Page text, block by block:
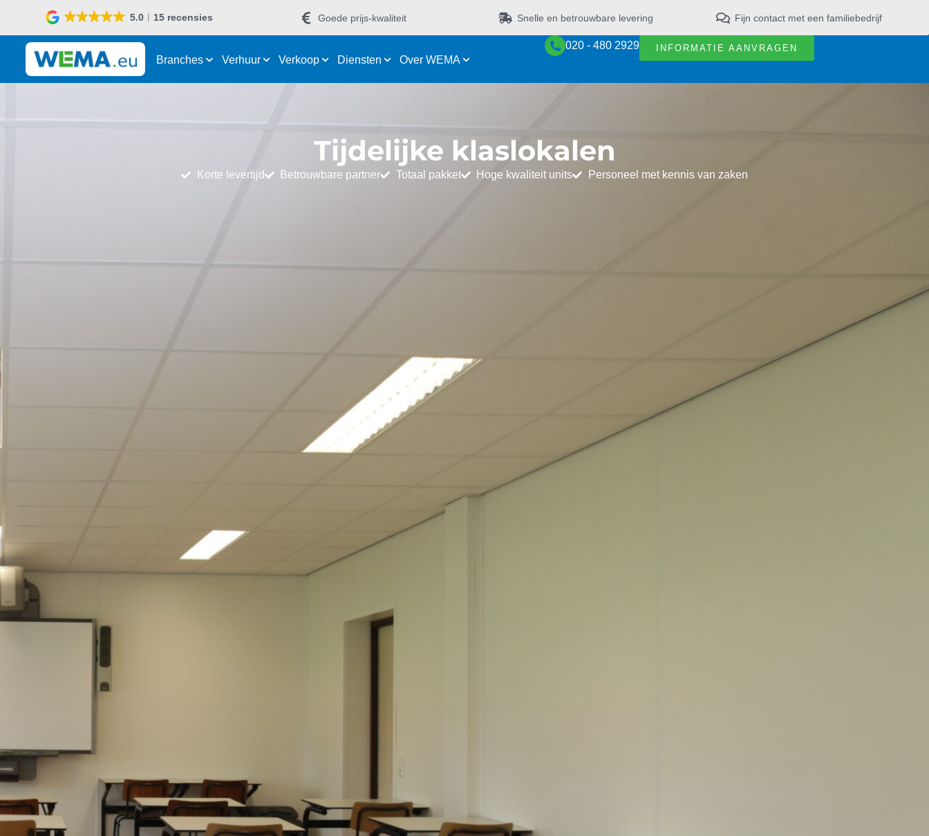
5.0 15 recensies Goede prijs-kwaliteit Snelle en betrouwbare levering Fijn contact met een familiebedrijf
Branches Verhuur Verkoop Diensten Over WEMA
020 - 480 2929 INFORMATIE AANVRAGEN
Tijdelijke klaslokalen
Korte levertijd Betrouwbare partner Totaal pakket Hoge kwaliteit units Personeel met kennis van zaken